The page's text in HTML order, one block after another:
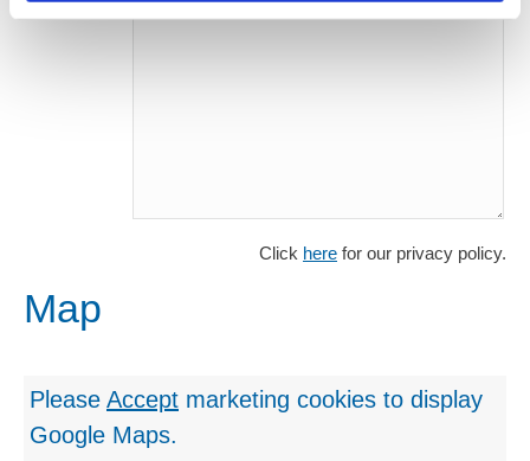
Click here for our privacy policy.
Map
Please Accept marketing cookies to display
Google Maps.